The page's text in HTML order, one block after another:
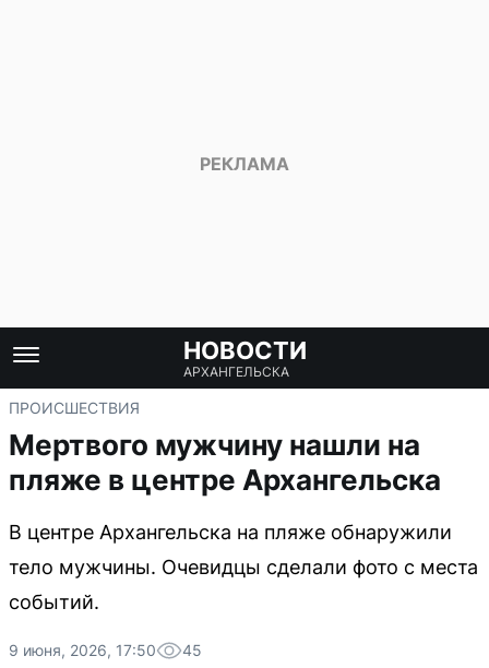
НОВОСТИ
АРХАНГЕЛЬСКА
ПРОИСШЕСТВИЯ
Мертвого мужчину нашли на
пляже в центре Архангельска
В центре Архангельска на пляже обнаружили
тело мужчины. Очевидцы сделали фото с места
событий.
9 июня, 2026, 17:50 45